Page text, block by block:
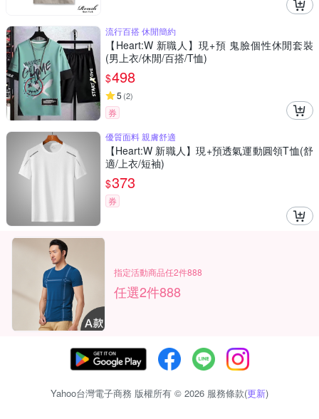
流行百搭 休閒簡約
【Heart:W 新職人】現+預 鬼臉個性休閒套裝
(男上衣/休閒/百搭/T恤)
$498
5 (2)
券
優質面料 親膚舒適
【Heart:W 新職人】現+預透氣運動圓領T恤(舒
適/上衣/短袖)
$373
券
指定活動商品任2件888
任選2件888
Yahoo台灣電子商務 版權所有 © 2026 服務條款(更新)